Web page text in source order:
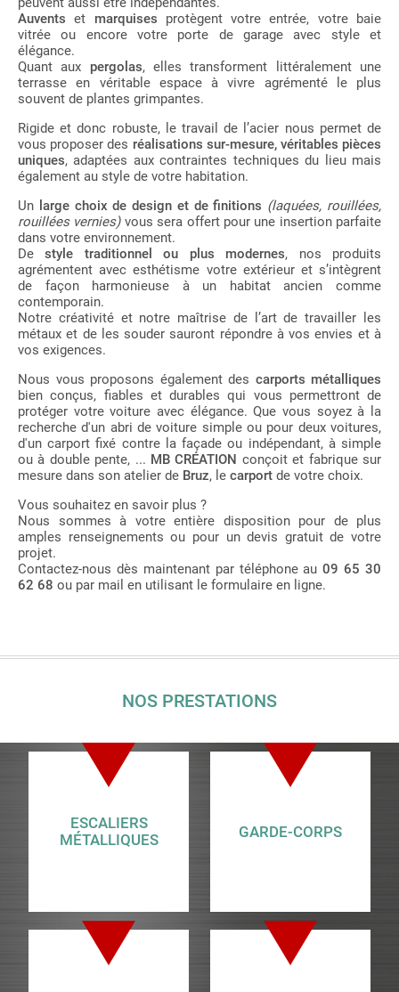
Auvents et marquises protègent votre entrée, votre baie
vitrée ou encore votre porte de garage avec style et
élégance.
Quant aux pergolas, elles transforment littéralement une
terrasse en véritable espace à vivre agrémenté le plus
souvent de plantes grimpantes.
Rigide et donc robuste, le travail de l’acier nous permet de
vous proposer des réalisations sur-mesure, véritables pièces
uniques, adaptées aux contraintes techniques du lieu mais
également au style de votre habitation.
Un large choix de design et de finitions (laquées, rouillées,
rouillées vernies)vous sera offert pour une insertion parfaite
dans votre environnement.
Destyle traditionnel ou plus modernes, nos produits
agrémentent avec esthétisme votre extérieur et s’intègrent
de façon harmonieuse à un habitat ancien comme
contemporain.
Notre créativité et notre maîtrise de l’art de travailler les
métaux et de les souder sauront répondre à vos envies et à
vos exigences.
Nous vous proposons également des carports métalliques
bien conçus, fiables et durables qui vous permettront de
protéger votre voiture avec élégance. Que vous soyez à la
recherche d'un abri de voiture simple ou pour deux voitures,
d'un carport fixé contre la façade ou indépendant, à simple
ou à double pente, ... MB CRÉATION conçoit et fabrique sur
mesure dans son atelier de Bruz, le carport de votre choix.
Vous souhaitez en savoir plus ?
Nous sommes à votre entière disposition pour de plus
amples renseignements ou pour un devis gratuit de votre
projet.
Contactez-nous dès maintenant par téléphone au09 65 30
62 68 ou par mail en utilisant le formulaire en ligne.
NOS PRESTATIONS
ESCALIERS
MÉTALLIQUES
GARDE-CORPS